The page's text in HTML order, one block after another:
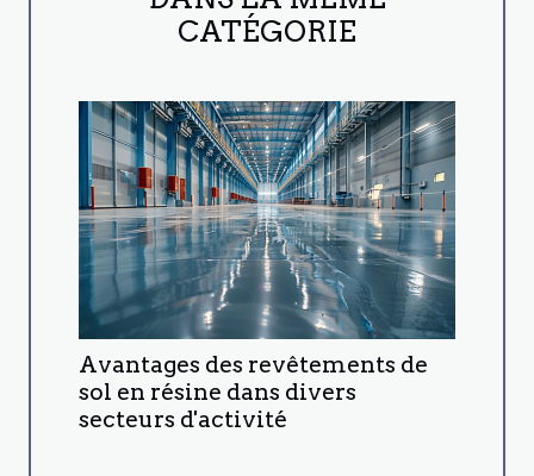
CATÉGORIE
Avantages des revêtements de
sol en résine dans divers
secteurs d'activité